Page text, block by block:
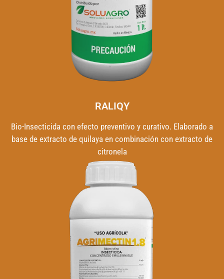
RALIQY
Bio-Insecticida con efecto preventivo y curativo. Elaborado a
base de extracto de quilaya en combinación con extracto de
citronela